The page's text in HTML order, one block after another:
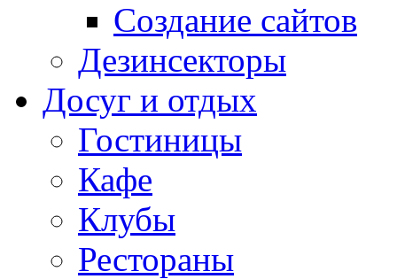
Создание сайтов
Дезинсекторы
Досуг и отдых
Гостиницы
Кафе
Клубы
Рестораны